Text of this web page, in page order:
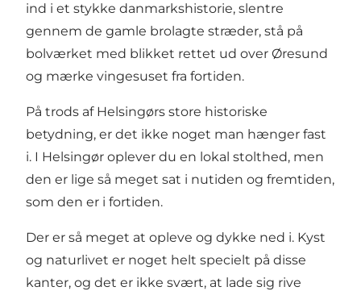
ind i et stykke danmarkshistorie, slentre
gennem de gamle brolagte stræder, stå på
bolværket med blikket rettet ud over Øresund
og mærke vingesuset fra fortiden.
På trods af Helsingørs store historiske
betydning, er det ikke noget man hænger fast
i. I Helsingør oplever du en lokal stolthed, men
den er lige så meget sat i nutiden og fremtiden,
som den er i fortiden.
Der er så meget at opleve og dykke ned i. Kyst
og naturlivet er noget helt specielt på disse
kanter, og det er ikke svært, at lade sig rive